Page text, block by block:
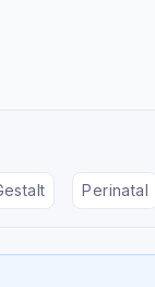
Perinatal